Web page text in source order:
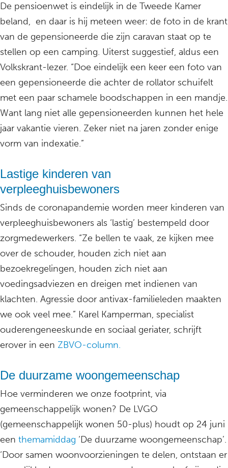
De pensioenwet is eindelijk in de Tweede Kamer
beland, en daar is hij meteen weer: de foto in de krant
van de gepensioneerde die zijn caravan staat op te
stellen op een camping. Uiterst suggestief, aldus een
Volkskrant-lezer. “Doe eindelijk een keer een foto van
een gepensioneerde die achter de rollator schuifelt
met een paar schamele boodschappen in een mandje.
Want lang niet alle gepensioneerden kunnen het hele
jaar vakantie vieren. Zeker niet na jaren zonder enige
vorm van indexatie.”
Lastige kinderen van
verpleeghuisbewoners
Sinds de coronapandemie worden meer kinderen van
verpleeghuisbewoners als ‘lastig’ bestempeld door
zorgmedewerkers. “Ze bellen te vaak, ze kijken mee
over de schouder, houden zich niet aan
bezoekregelingen, houden zich niet aan
voedingsadviezen en dreigen met indienen van
klachten. Agressie door antivax-familieleden maakten
we ook veel mee.” Karel Kamperman, specialist
ouderengeneeskunde en sociaal geriater, schrijft
erover in een ZBVO-column.
De duurzame woongemeenschap
Hoe verminderen we onze footprint, via
gemeenschappelijk wonen? De LVGO
(gemeenschappelijk wonen 50-plus) houdt op 24 juni
een themamiddag ‘De duurzame woongemeenschap’.
‘Door samen woonvoorzieningen te delen, ontstaan er